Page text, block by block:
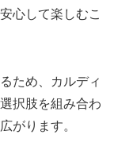
心して楽しむこ
ため、カルディ
択肢を組み合わ
がります。